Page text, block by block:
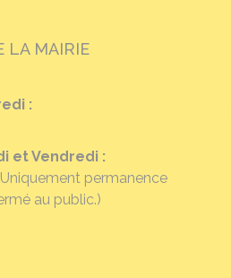
LA MAIRIE
:
et Vendredi :
permanence
au public.)